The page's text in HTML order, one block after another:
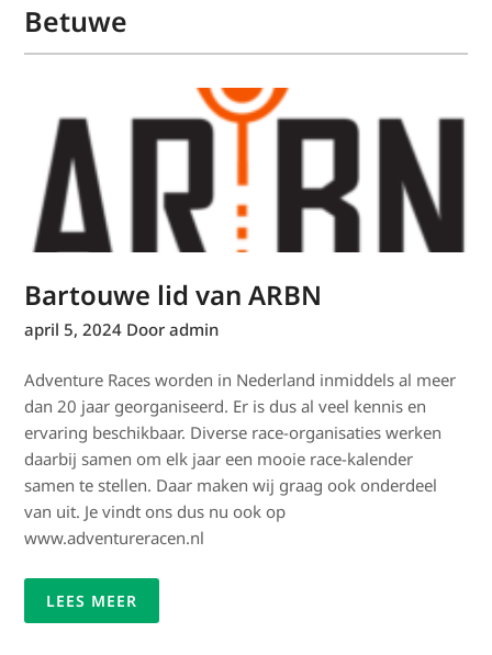
Betuwe
Bartouwe lid van ARBN
april 5, 2024 Door admin
Adventure Races worden in Nederland inmiddels al meer
dan 20 jaar georganiseerd. Er is dus al veel kennis en
ervaring beschikbaar. Diverse race-organisaties werken
daarbij samen om elk jaar een mooie race-kalender
samen te stellen. Daar maken wij graag ook onderdeel
van uit. Je vindt ons dus nu ook op
www.adventureracen.nl
LEES MEER